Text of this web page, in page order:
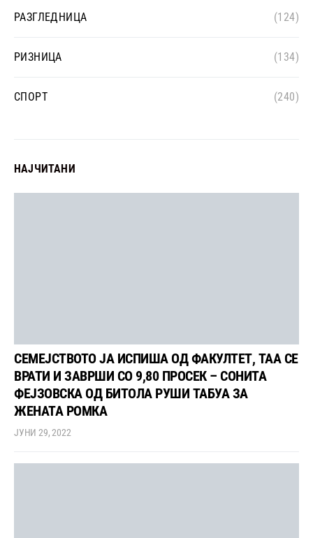
РАЗГЛЕДНИЦА (124)
РИЗНИЦА (134)
СПОРТ (240)
НАЈЧИТАНИ
СЕМЕЈСТВОТО ЈА ИСПИША ОД ФАКУЛТЕТ, ТАА СЕ
ВРАТИ И ЗАВРШИ СО 9,80 ПРОСЕК – СОНИТА
ФЕЈЗОВСКА ОД БИТОЛА РУШИ ТАБУА ЗА
ЖЕНАТА РОМКА
ЈУНИ 29, 2022